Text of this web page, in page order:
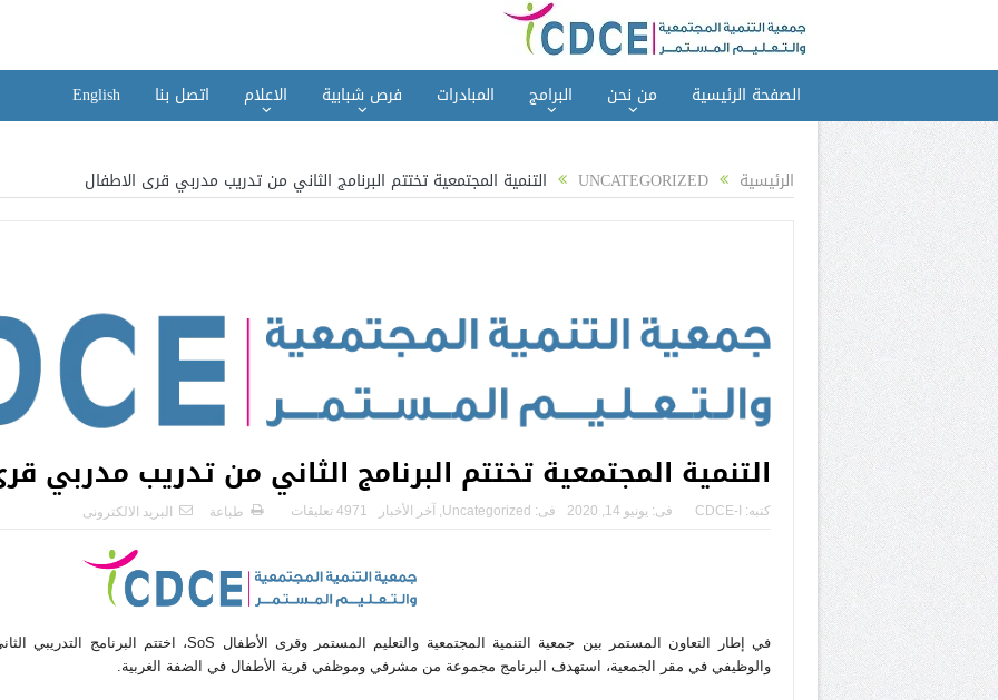
الصفحة الرئيسية من نحن البرامج المبادرات فرص شبابية الاعلام اتصل بنا English
الرئيسية UNCATEGORIZED التنمية المجتمعية تختتم البرنامج الثاني من تدريب مدربي قرى الاطفال
التنمية المجتمعية تختتم البرنامج الثاني من تدريب مدربي
كتبه: CDCE-I فى: يونيو 14, 2020 فى: Uncategorized
, آخر الأخبار 4971 تعليقات طباعة البريد الالكترونى
في إطار التعاون المستمر بين جمعية التنمية المجتمعية والتعليم المستمر وقرى الأطفال SoS، اختتم البرنامج التدريبي
والوظيفي في مقر الجمعية، استهدف البرنامج مجموعة من مشرفي وموظفي قرية الأطفال في
الضفة الغربية